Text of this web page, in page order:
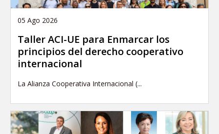
05 Ago 2026
Taller ACI-UE para Enmarcar los
principios del derecho cooperativo
internacional
La Alianza Cooperativa Internacional (...